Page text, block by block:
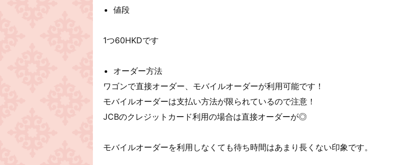
値段
1つ60HKDです
オーダー方法
ワゴンで直接オーダー、モバイルオーダーが利用可能です！
モバイルオーダーは支払い方法が限られているので注意！
JCBのクレジットカード利用の場合は直接オーダーが◎
モバイルオーダーを利用しなくても待ち時間はあまり長くない印象です。